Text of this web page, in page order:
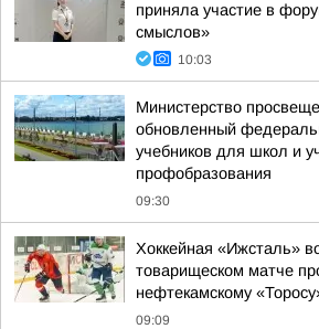
приняла участие в
смыслов»
10:03
Министерство
обновленный
учебников для школ и
профобразования
09:30
Хоккейная «Ижсталь»
товарищеском матче
нефтекамскому
09:09